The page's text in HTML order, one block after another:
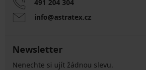
491 204 304
info@astratex.cz
Newsletter
Nenechte si ujít žádnou slevu.